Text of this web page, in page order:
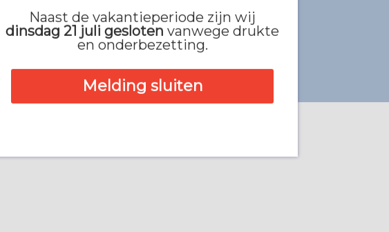
Alblasserdam
Privacy statement| Design & Realisatie:Falco Solutions
Naast de vakantieperiode zijn wij
dinsdag 21 juli gesloten vanwege drukte
en onderbezetting.
Melding sluiten